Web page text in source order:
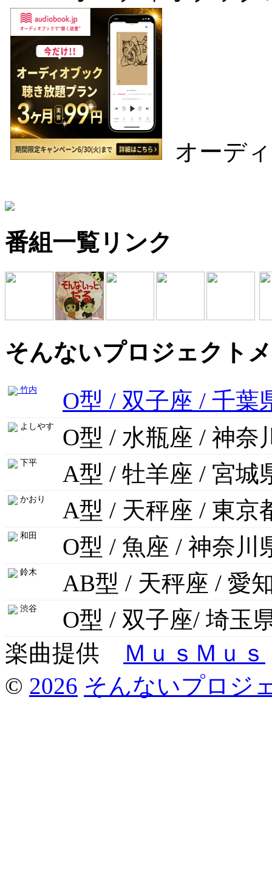
オーデ
番組一覧リンク
そんないプロジェクト
竹内 O型 / 双子座 / 千葉
よしやす O型 / 水瓶座 / 神奈
下平 A型 / 牡羊座 / 宮城
かおり A型 / 天秤座 / 東京
和田 O型 / 魚座 / 神奈川
鈴木 AB型 / 天秤座 / 愛
渋谷
O型 / 双子座/ 埼玉
楽曲提供
ＭｕｓＭｕｓ
© 2026 そんないプロジ